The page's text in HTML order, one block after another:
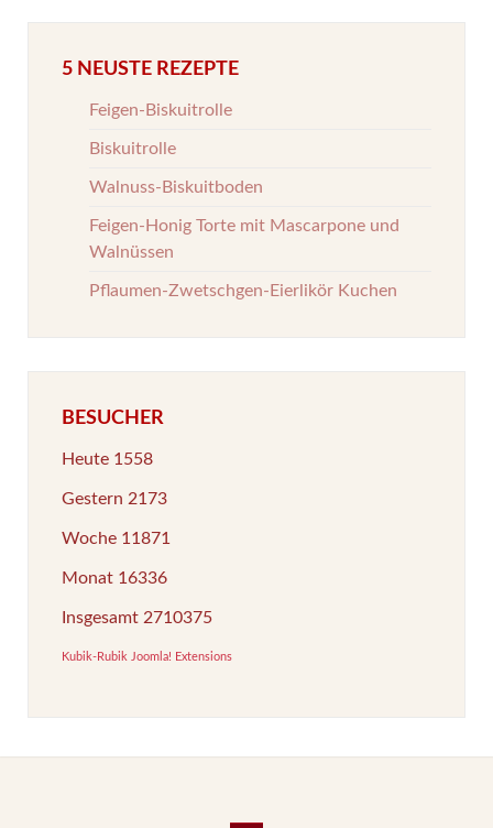
5 NEUSTE REZEPTE
Feigen-Biskuitrolle
Biskuitrolle
Walnuss-Biskuitboden
Feigen-Honig Torte mit Mascarpone und
Walnüssen
Pflaumen-Zwetschgen-Eierlikör Kuchen
BESUCHER
Heute 1558
Gestern 2173
Woche 11871
Monat 16336
Insgesamt 2710375
Kubik-Rubik Joomla! Extensions